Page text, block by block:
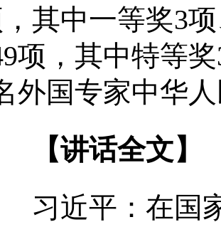
其中一等奖3
项，其中特等
外国专家中华
【讲话全文】
近平：在国家